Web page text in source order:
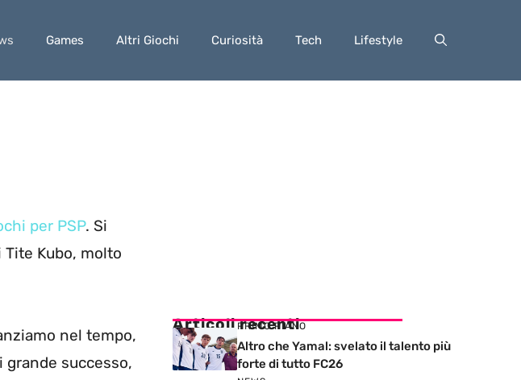
Games Altri Giochi Curiosità Tech Lifestyle
per PSP. Si
Tite Kubo, molto
nel tempo,
successo,
Articoli recenti
PRIMO PIANO
Altro che Yamal: svelato il talento più
forte di tutto FC26